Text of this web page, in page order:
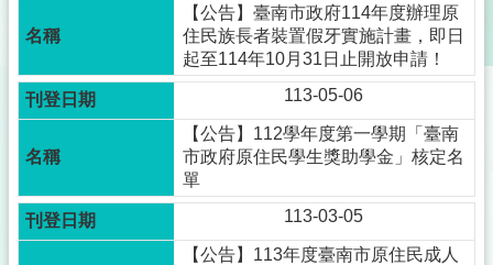
【公告】臺南市政府114年度辦理原
住民族長者裝置假牙實施計畫，即日
起至114年10月31日止開放申請！
113-05-06
【公告】112學年度第一學期「臺南
市政府原住民學生獎助學金」核定名
單
113-03-05
【公告】113年度臺南市原住民成人